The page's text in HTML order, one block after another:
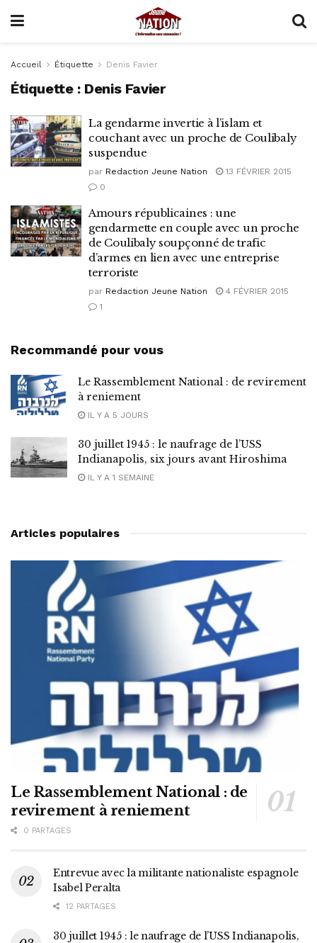
Accueil Étiquette Denis Favier
Étiquette : Denis Favier
La gendarme invertie à l’islam et
couchant avec un proche de Coulibaly
suspendue
par Redaction Jeune Nation
13 FÉVRIER 2015
0
Amours républicaines : une
gendarmette en couple avec un proche
de Coulibaly soupçonné de trafic
d’armes en lien avec une entreprise
terroriste
par Redaction Jeune Nation
4 FÉVRIER 2015
1
Recommandé pour vous
Le Rassemblement National : de revirement
à reniement
IL Y A 5 JOURS
30 juillet 1945 : le naufrage de l’USS
Indianapolis, six jours avant Hiroshima
IL Y A 1 SEMAINE
Articles populaires
Le Rassemblement National : de
revirement à reniement
0 PARTAGES
Entrevue avec la militante nationaliste espagnole
Isabel Peralta
12 PARTAGES
30 juillet 1945 : le naufrage de l’USS Indianapolis,